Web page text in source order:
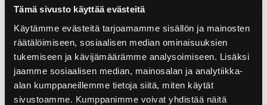
Tämä sivusto käyttää evästeitä
Käytämme evästeitä tarjoamamme sisällön ja mainosten
räätälöimiseen, sosiaalisen median ominaisuuksien
tukemiseen ja kävijämäärämme analysoimiseen. Lisäksi
jaamme sosiaalisen median, mainosalan ja analytiikka-
alan kumppaneillemme tietoja siitä, miten käytät
sivustoamme. Kumppanimme voivat yhdistää näitä
Energiaa
1333kJ/315kcal
Rasvaa
5,9g
– josta tyydyttyneitä
Hiilihydraatteja
49,4g
– josta sokeria
Tulisuus: Mild
EAN: 6430034019596
KUPA EAN: 6430034019602
Lisää Ammattikeittiö-
kategoriasta